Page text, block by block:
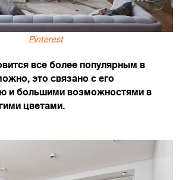
Pinterest
все более популярным в
это связано с его
и большими возможностями в
цветами.